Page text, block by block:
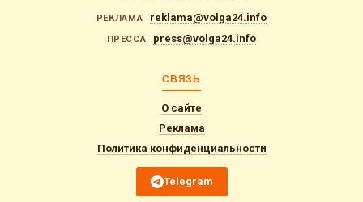
РЕКЛАМА reklama@volga24.info
ПРЕССА press@volga24.info
СВЯЗЬ
О сайте
Реклама
Политика конфиденциальности
Telegram